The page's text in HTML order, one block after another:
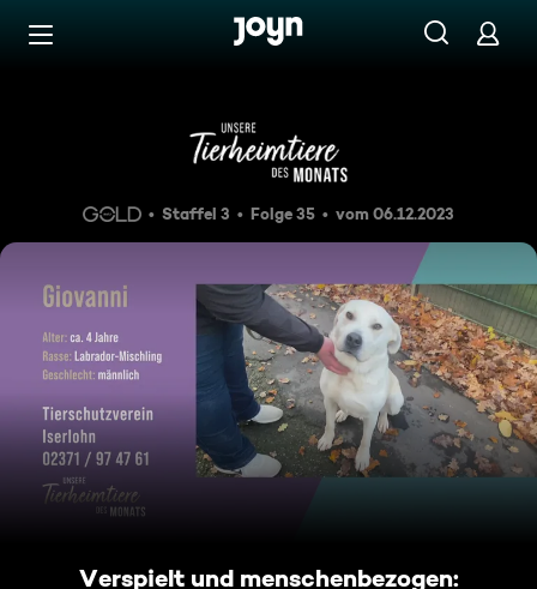
Zum Inhalt springen
Verspielt und
Staffel 3 Folge 35 vom 06.12.2023
Verspielt und menschenbezogen: